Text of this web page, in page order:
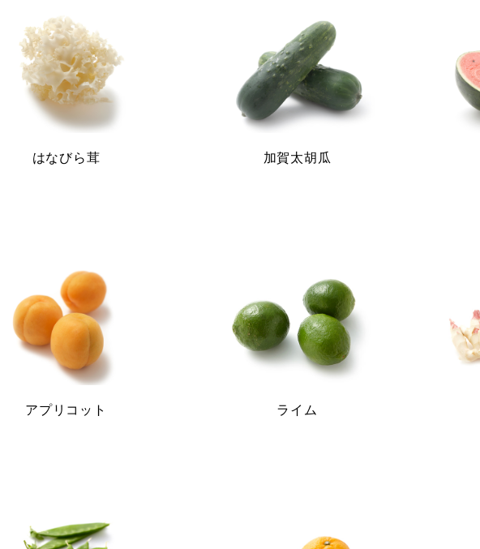
はなびら茸 加賀太胡瓜
アプリコット ライム